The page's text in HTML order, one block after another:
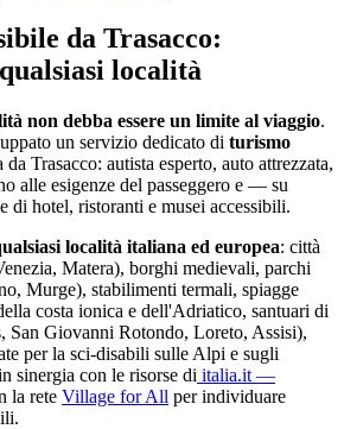
da Trasacco:
località
non debba essere un limite al viaggio.
un servizio dedicato di turismo
da Trasacco: autista esperto, auto attrezzata,
alle esigenze del passeggero e — su
di hotel, ristoranti e musei accessibili.
località italiana ed europea: città
Matera), borghi medievali, parchi
Murge), stabilimenti termali, spiagge
costa ionica e dell'Adriatico, santuari di
San Giovanni Rotondo, Loreto, Assisi),
per la sci-disabili sulle Alpi e sugli
sinergia con le risorse di italia.it —
la rete Village for All per individuare